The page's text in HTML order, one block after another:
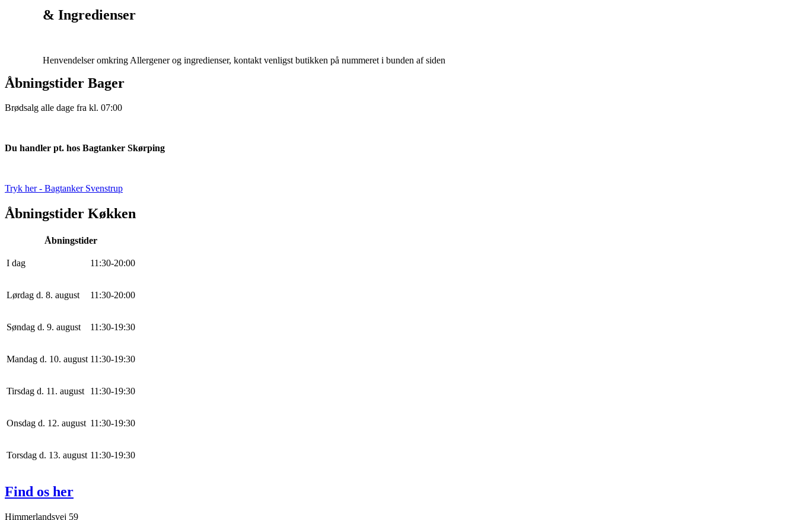
& Ingredienser
Henvendelser omkring Allergener og ingredienser, kontakt venligst butikken på nummeret i bunden af siden
Åbningstider Bager
Brødsalg alle dage fra kl. 07:00
Du handler pt. hos Bagtanker Skørping
Tryk her - Bagtanker Svenstrup
Åbningstider Køkken
Åbningstider
I dag 11 :30-20:00
Lørdag d. 8. august 11 :30-20:00
Søndag d. 9. august 11 :30-19:30
Mandag d. 10. august 11 :30-19:30
Tirsdag d. 11. august 11 :30-19:30
Onsdag d. 12. august 11 :30-19:30
Torsdag d. 13. august 11 :30-19:30
Find os her
Himmerlandsvej 59